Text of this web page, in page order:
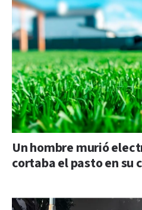
Un hombre murió
cortaba el pasto en su